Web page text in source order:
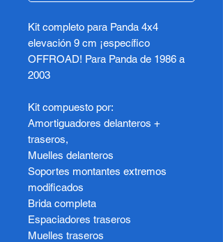
Kit completo para Panda 4x4
elevación 9 cm ¡específico
OFFROAD! Para Panda de 1986 a
2003
Kit compuesto por:
Amortiguadores delanteros +
traseros,
Muelles delanteros
Soportes montantes extremos
modificados
Brida completa
Espaciadores traseros
Muelles traseros